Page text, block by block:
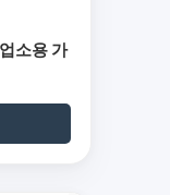
소용 가